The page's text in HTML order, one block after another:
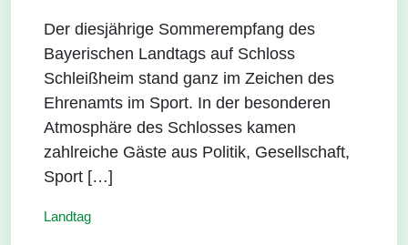
Der diesjährige Sommerempfang des
Bayerischen Landtags auf Schloss
Schleißheim stand ganz im Zeichen des
Ehrenamts im Sport. In der besonderen
Atmosphäre des Schlosses kamen
zahlreiche Gäste aus Politik, Gesellschaft,
Sport […]
Landtag